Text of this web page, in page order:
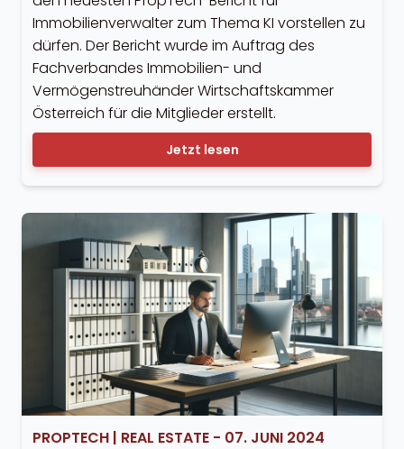
Immobilienverwalter zum Thema KI vorstellen zu
dürfen. Der Bericht wurde im Auftrag des
Fachverbandes Immobilien- und
Vermögenstreuhänder Wirtschaftskammer
Österreich für die Mitglieder erstellt.
Jetzt lesen
PROPTECH| REAL ESTATE- 07. JUNI 2024